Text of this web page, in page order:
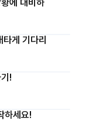
에 대비하
게 기다리
!
하세요!